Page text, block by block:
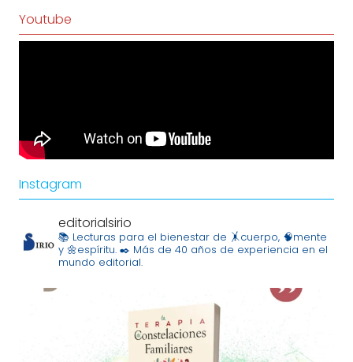
Youtube
Instagram
editorialsirio
📚 Lecturas para el bienestar de 🤸cuerpo, 🧠mente
y 🌼espíritu. ✒️ Más de 40 años de experiencia en el
mundo editorial.